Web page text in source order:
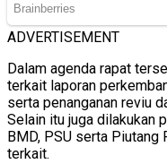
ADVERTISEMENT
Dalam agenda rapat
terkait laporan
serta penanganan reviu
Selain itu juga dilakukan
BMD, PSU serta
terkait.